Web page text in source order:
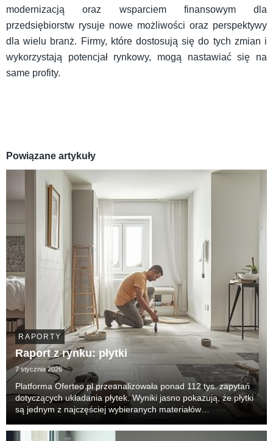
modernizacją oraz wsparciem finansowym dla
przedsiębiorstw rysuje nowe możliwości oraz perspektywy
dla wielu branż. Firmy, które dostosują się do tych zmian i
wykorzystają potencjał rynkowy, mogą nastawiać się na
same profity.
Powiązane artykuły
RAPORTY
Raport z rynku: płytki
7 stycznia 2026
Platforma Oferteo.pl przeanalizowała ponad 112 tys. zapytań
dotyczących układania płytek. Wyniki jasno pokazują, że płytki
są jednym z najczęściej wybieranych materiałów
remontach, jak i drobnych modernizacjach. Tre...